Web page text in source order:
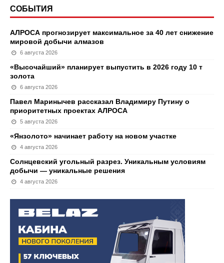
СОБЫТИЯ
АЛРОСА прогнозирует максимальное за 40 лет снижение
мировой добычи алмазов
6 августа 2026
«Высочайший» планирует выпустить в 2026 году 10 т
золота
6 августа 2026
Павел Маринычев рассказал Владимиру Путину о
приоритетных проектах АЛРОСА
5 августа 2026
«Янзолото» начинает работу на новом участке
4 августа 2026
Солнцевский угольный разрез. Уникальным условиям
добычи — уникальные решения
4 августа 2026